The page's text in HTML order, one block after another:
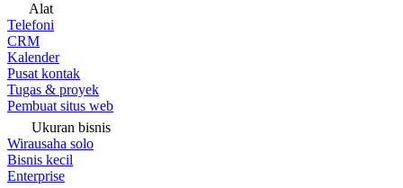
Alat
Telefoni
CRM
Kalender
Pusat kontak
Tugas & proyek
Pembuat situs web
Ukuran bisnis
Wirausaha solo
Bisnis kecil
Enterprise